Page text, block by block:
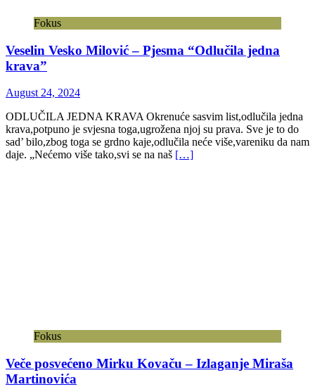
Fokus
Veselin Vesko Milović – Pjesma “Odlučila jedna
krava”
August 24, 2024
ODLUČILA JEDNA KRAVA Okrenuće sasvim list,odlučila jedna
krava,potpuno je svjesna toga,ugrožena njoj su prava. Sve je to do
sad’ bilo,zbog toga se grdno kaje,odlučila neće više,vareniku da nam
daje. „Nećemo više tako,svi se na naš […]
Fokus
Veče posvećeno Mirku Kovaču – Izlaganje Miraša
Martinovića